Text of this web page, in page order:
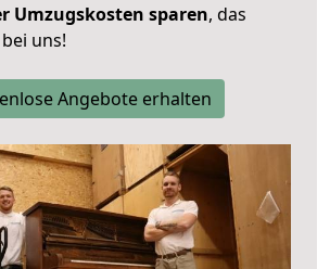
Umzugskosten sparen, das
uns!
Angebote erhalten